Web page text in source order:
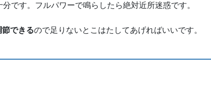
です。フルパワーで鳴らしたら絶対近所迷惑です。
できるので足りないとこはたしてあげればいいです。